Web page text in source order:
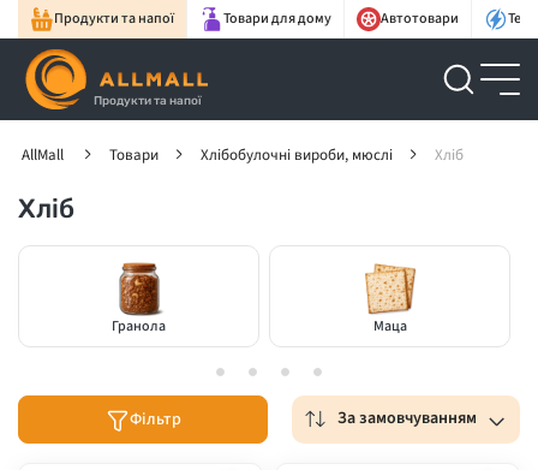
Продукти та напої Товари для дому Автотовари
Продукти та напої
AllMall Товари Хлібобулочні вироби, мюслі Хліб
Хліб
Гранола Маца
Фільтр За замовчуванням